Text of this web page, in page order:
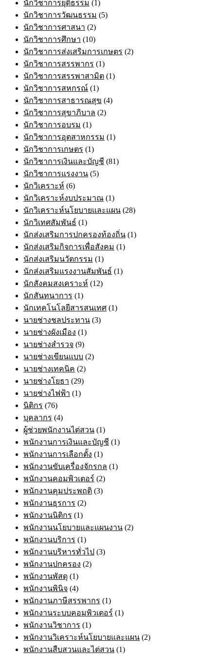
นักวิชาการยุติธรรม (1)
นักวิชาการวัฒนธรรม (5)
นักวิชาการศาสนา (2)
นักวิชาการศึกษา (10)
นักวิชาการส่งเสริมการเกษตร (2)
นักวิชาการสรรพากร (1)
นักวิชาการสรรพาสามิต (1)
นักวิชาการสหกรณ์ (1)
นักวิชาการสาธารณสุข (4)
นักวิชาการสุขาภิบาล (2)
นักวิชาการอบรม (1)
นักวิชาการอุตสาหกรรม (1)
นักวิชาการเกษตร (1)
นักวิชาการเงินและบัญชี (81)
นักวิชาการแรงงาน (5)
นักวิเคราะห์ (6)
นักวิเคราะห์งบประมาณ (1)
นักวิเคราะห์นโยบายและแผน (28)
นักวิเทศสัมพันธ์ (1)
นักส่งเสริมการปกครองท้องถิ่น (1)
นักส่งเสริมกิจการเพื่อสังคม (1)
นักส่งเสริมนวัตกรรม (1)
นักส่งเสริมแรงงานสัมพันธ์ (1)
นักสังคมสงเคราะห์ (12)
นักสันทนาการ (1)
นักเทคโนโลยีสารสนเทศ (1)
นายช่างชลประทาน (3)
นายช่างผังเมือง (1)
นายช่างสำรวจ (9)
นายช่างเขียนแบบ (2)
นายช่างเทคนิค (2)
นายช่างโยธา (29)
นายช่างไฟฟ้า (1)
นิติกร (76)
บุคลากร (4)
ผู้ช่วยพนักงานไต่สวน (1)
พนักงานการเงินและบัญชี (1)
พนักงานการเลือกตั้ง (1)
พนักงานขับเครื่องจักรกล (1)
พนักงานคอมพิวเตอร์ (2)
พนักงานคุมประพฤติ (3)
พนักงานธุรการ (2)
พนักงานนิติกร (1)
พนักงานนโยบายและแผนงาน (2)
พนักงานบริการ (1)
พนักงานบริหารทั่วไป (3)
พนักงานปกครอง (2)
พนักงานพัสดุ (1)
พนักงานพินิจ (4)
พนักงานภาษีสรรพากร (1)
พนักงานระบบคอมพิวเตอร์ (1)
พนักงานวิชาการ (1)
พนักงานวิเคราะห์นโยบายและแผน (2)
พนักงานสืบสวนและไต่สวน (1)